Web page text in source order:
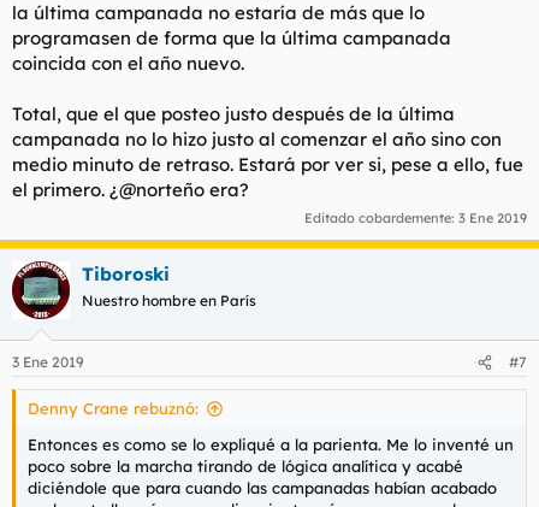
la última campanada no estaría de más que lo
programasen de forma que la última campanada
coincida con el año nuevo.
Total, que el que posteo justo después de la última
campanada no lo hizo justo al comenzar el año sino con
medio minuto de retraso. Estará por ver si, pese a ello, fue
el primero. ¿@norteño era?
Editado cobardemente: 3 Ene 2019
Tiboroski
Nuestro hombre en París
3 Ene 2019 #7
Denny Crane rebuznó:
Entonces es como se lo expliqué a la parienta. Me lo inventé un
poco sobre la marcha tirando de lógica analítica y acabé
diciéndole que para cuando las campanadas habían acabado